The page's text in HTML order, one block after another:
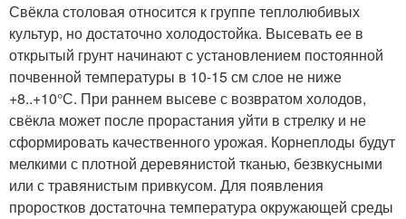
Свёкла столовая относится к группе теплолюбивых
культур, но достаточно холодостойка. Высевать ее в
открытый грунт начинают с установлением постоянной
почвенной температуры в 10-15 см слое не ниже
+8..+10°С. При раннем высеве с возвратом холодов,
свёкла может после прорастания уйти в стрелку и не
сформировать качественного урожая. Корнеплоды будут
мелкими с плотной деревянистой тканью, безвкусными
или с травянистым привкусом. Для появления
проростков достаточна температура окружающей среды